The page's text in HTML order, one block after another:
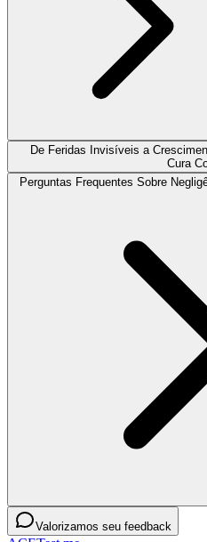
De Feridas Invisíveis a
Cura
Perguntas Frequentes Sobre
Valorizamos seu feedback